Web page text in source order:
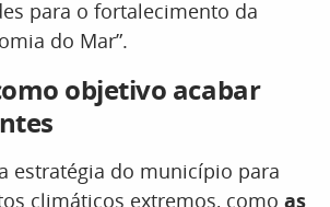
para o fortalecimento da
do Mar”.
objetivo acabar
estratégia do município para
climáticos extremos, como as